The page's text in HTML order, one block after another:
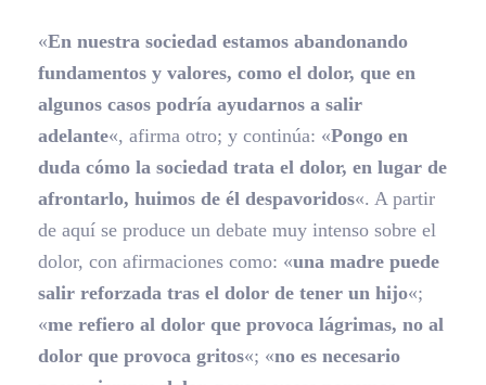
«En nuestra sociedad estamos abandonando
fundamentos y valores, como el dolor, que en
algunos casos podría ayudarnos a salir
adelante«, afirma otro; y continúa: «Pongo en
duda cómo la sociedad trata el dolor, en lugar de
afrontarlo, huimos de él despavoridos«. A partir
de aquí se produce un debate muy intenso sobre el
dolor, con afirmaciones como: «una madre puede
salir reforzada tras el dolor de tener un hijo«;
«me refiero al dolor que provoca lágrimas, no al
dolor que provoca gritos«; «no es necesario